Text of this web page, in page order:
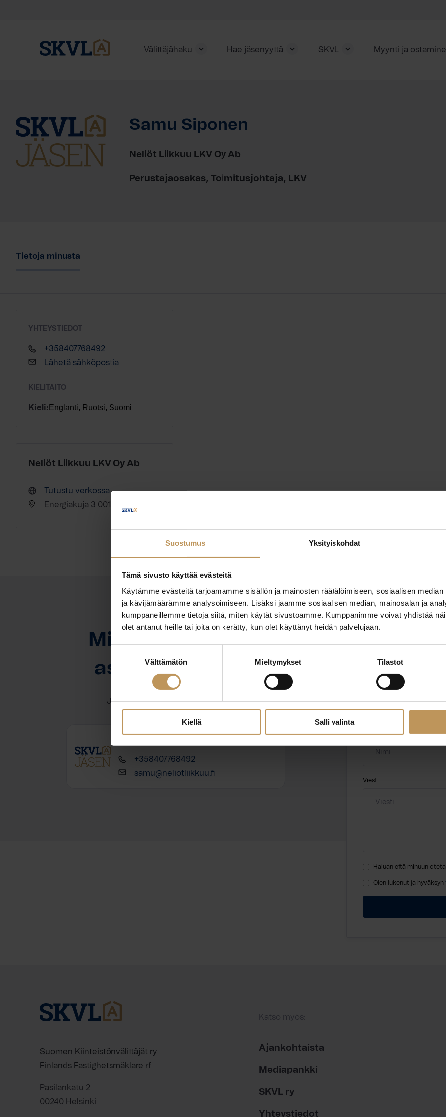
Suostumus Yksityiskohdat
Tämä sivusto käyttää evästeitä
Käytämme evästeitä tarjoamamme sisällön ja mainosten räätälöimiseen, sosiaalisen
ja kävijämäärämme analysoimiseen. Lisäksi jaamme sosiaalisen median, mainosalan ja
kumppaneillemme tietoja siitä, miten käytät sivustoamme. Kumppanimme voivat yhdistää
olet antanut heille tai joita on kerätty, kun olet käyttänyt heidän palvelujaan.
Välttämätön Mieltymykset Tilastot
Kiellä Salli valinta
Välittäjähaku Hae jäsenyyttä SKVL Myynti ja
Samu Siponen
Neliöt Liikkuu LKV Oy Ab
Perustajaosakas, Toimitusjohtaja, LKV
Tietoja minusta
YHTEYSTIEDOT
+358407768492
Lähetä sähköpostia
KIELITAITO
Kieli: Englanti, Ruotsi, Suomi
Neliöt Liikkuu LKV Oy Ab
Tutustu verkossa
Energiakuja 3 00180 Helsinki
OTA YHTEYTTÄ
Miten voin auttaa
asuntoasioissa?
Jätä yhteystietosi, niin otan yhteyttä
+358407768492
samu@neliotliikkuu.fi
Viesti
Haluan että minuun
Olen lukenut ja hyväksyn
Suomen Kiinteistönvälittäjät ry
Finlands Fastighetsmäklare rf
Pasilankatu 2
00240 Helsinki
Katso myös:
Ajankohtaista
Mediapankki
SKVL ry
Yhteystiedot